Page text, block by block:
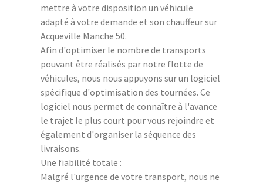
mettre à votre disposition un véhicule
adapté à votre demande et son chauffeur sur
Acqueville Manche 50.
Afin d'optimiser le nombre de transports
pouvant être réalisés par notre flotte de
véhicules, nous nous appuyons sur un logiciel
spécifique d'optimisation des tournées. Ce
logiciel nous permet de connaître à l'avance
le trajet le plus court pour vous rejoindre et
également d'organiser la séquence des
livraisons.
Une fiabilité totale :
Malgré l'urgence de votre transport, nous ne